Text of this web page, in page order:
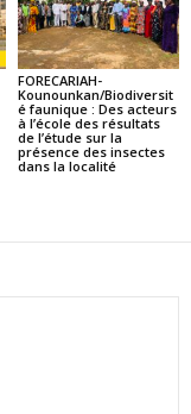
FORECARIAH-
Kounounkan/Biodiversit
é faunique : Des acteurs
à l’école des résultats
de l’étude sur la
présence des insectes
dans la localité